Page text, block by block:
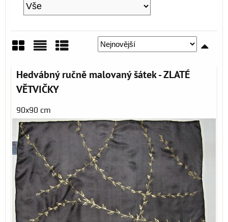
Mřížka
Hedvábný ručně malovaný šátek - ZLATÉ
VĚTVIČKY
90x90 cm